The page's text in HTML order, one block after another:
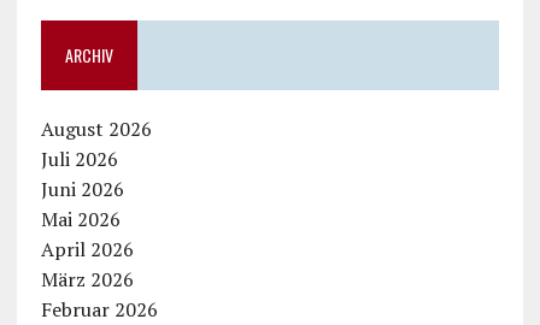
ARCHIV
August 2026
Juli 2026
Juni 2026
Mai 2026
April 2026
März 2026
Februar 2026